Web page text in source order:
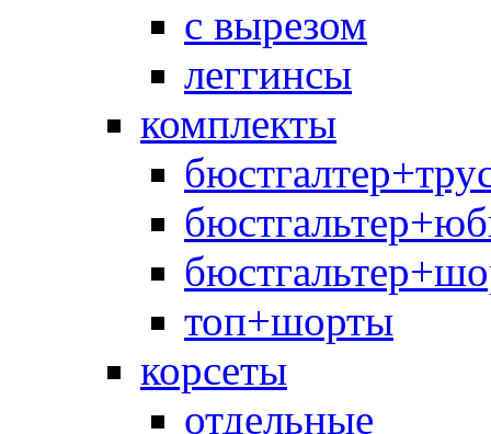
с вырезом
леггинсы
комплекты
топ+шорты
корсеты
отдельные